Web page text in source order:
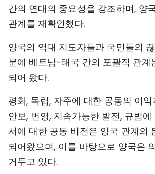
간의 연대의 중요성을 강조하며, 양
관계를 재확인했다.
양국의 역대 지도자들과 국민들의
분에 베트남-태국 간의 포괄적 관계
되어 왔다.
평화, 독립, 자주에 대한 공동의 이
안보, 번영, 지속가능한 발전, 규범
서에 대한 공동 비전은 양국 관계의
되어왔으며, 이를 바탕으로 양국은
거두고 있다.